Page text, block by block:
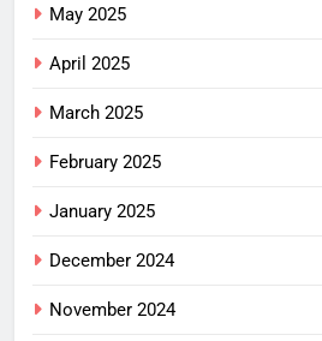
May 2025
April 2025
March 2025
February 2025
January 2025
December 2024
November 2024